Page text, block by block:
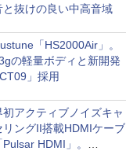
と抜けの良い中高音域
「HS2000Air」。
の軽量ボディと新開発
」採用
初アクティブノイズキャ
リングII搭載HDMIケーブ
Pulsar HDMI」。